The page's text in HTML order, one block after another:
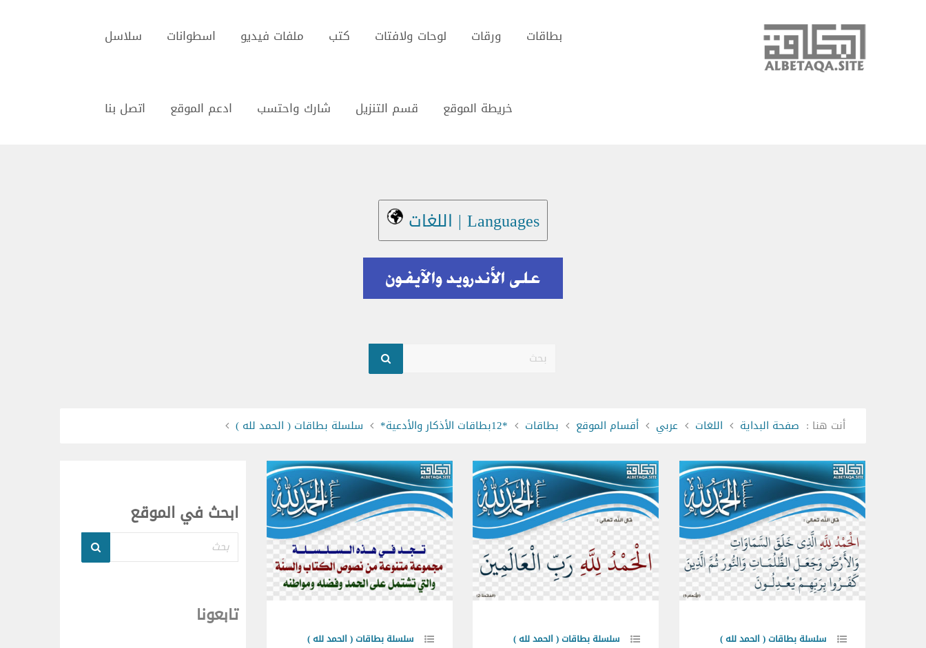
بطاقات ورقات لوحات ولافتات كتب ملفات فيديو اسطوانات سلاسل
خريطة الموقع قسم التنزيل شارك واحتسب ادعم الموقع اتصل بنا
Languages | اللغات
بحث
أنت هنا : صفحة البداية اللغات عربي أقسام الموقع بطاقات *12بطاقات الأذكار والأدعية* سلسلة بطاقات ( الحمد لله )
سلسلة بطاقات ( الحمد لله ) سلسلة بطاقات ( الحمد لله ) سلسلة بطاقات ( الحمد لله )
ابحث في الموقع
بحث
تابعونا